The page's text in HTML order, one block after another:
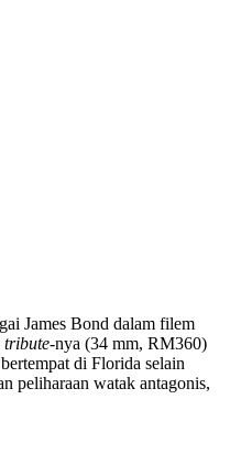
James Bond dalam filem
tribute-nya (34 mm, RM360)
di Florida selain
peliharaan watak antagonis,